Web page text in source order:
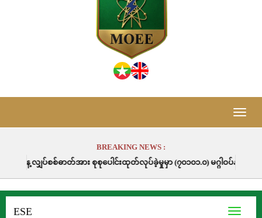
Toggle
BREAKING NEWS :
အား စုစုပေါင်းထုတ်လုပ်ခဲ့မှုမှာ (၇၀၁၀၁.၀) မဂ္ဂါဝပ်နာရီဖြစ်ပါသည်။
Toggle
ESE